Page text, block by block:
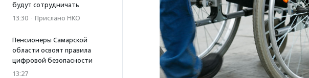
будут сотрудничать
13:30 · Прислано НКО
Пенсионеры Самарской
области освоят правила
цифровой безопасности
13:27